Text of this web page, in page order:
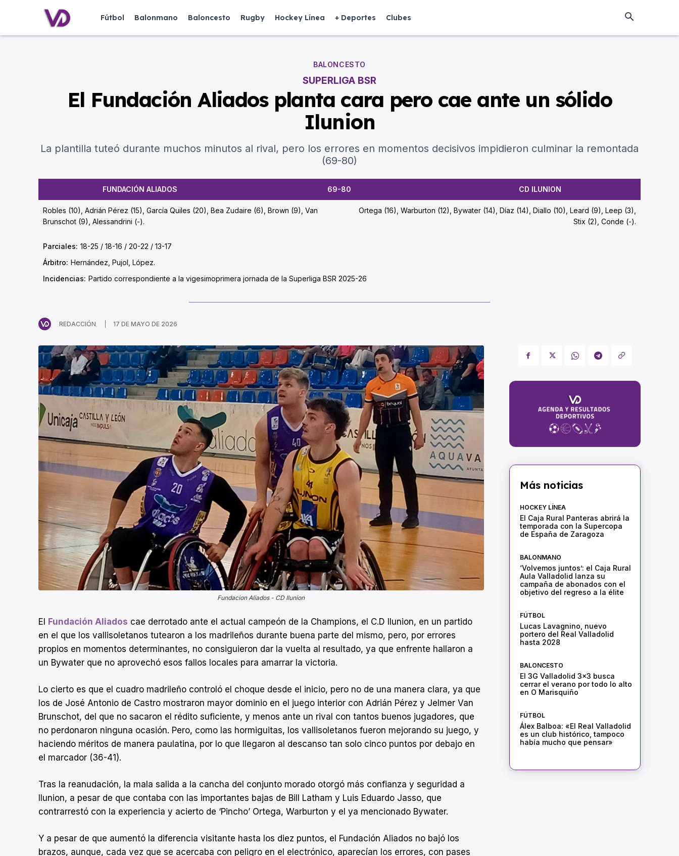
Fútbol Balonmano Baloncesto Rugby Hockey Línea + Deportes Clubes
BALONCESTO
SUPERLIGA BSR
El Fundación Aliados planta cara pero cae ante un sólido
Ilunion
La plantilla tuteó durante muchos minutos al rival, pero los errores en momentos decisivos impidieron culminar la remontada
(69-80)
FUNDACIÓN ALIADOS 69-80 CD ILUNION
Robles (10), Adrián Pérez (15), García Quiles (20), Bea Zudaire (6), Brown (9), Van
Brunschot (9), Alessandrini (-).
Ortega (16), Warburton (12), Bywater (14), Díaz (14), Diallo (10), Leard (9), Leep (3),
Stix (2), Conde (-).
Parciales: 18-25 / 18-16 / 20-22 / 13-17
Árbitro: Hernández, Pujol, López.
Incidencias: Partido correspondiente a la vigesimoprimera jornada de la Superliga BSR 2025-26
REDACCIÓN 17 DE MAYO DE 2026
Fundacion Aliados - CD Ilunion
El Fundación Aliados cae derrotado ante el actual campeón de la Champions, el C.D Ilunion, en un partido
en el que los vallisoletanos tutearon a los madrileños durante buena parte del mismo, pero, por errores
propios en momentos determinantes, no consiguieron dar la vuelta al resultado, ya que enfrente hallaron a
un Bywater que no aprovechó esos fallos locales para amarrar la victoria.
Lo cierto es que el cuadro madrileño controló el choque desde el inicio, pero no de una manera clara, ya que
los de José Antonio de Castro mostraron mayor dominio en el juego interior con Adrián Pérez y Jelmer Van
Brunschot, del que no sacaron el rédito suficiente, y menos ante un rival con tantos buenos jugadores, que
no perdonaron ninguna ocasión. Pero, como las hormiguitas, los vallisoletanos fueron mejorando su juego, y
haciendo méritos de manera paulatina, por lo que llegaron al descanso tan solo cinco puntos por debajo en
el marcador (36-41).
Tras la reanudación, la mala salida a la cancha del conjunto morado otorgó más confianza y seguridad a
Ilunion, a pesar de que contaba con las importantes bajas de Bill Latham y Luis Eduardo Jasso, que
contrarrestó con la experiencia y acierto de ‘Pincho’ Ortega, Warburton y el ya mencionado Bywater.
Y a pesar de que aumentó la diferencia visitante hasta los diez puntos, el Fundación Aliados no bajó los
brazos, aunque, cada vez que se acercaba con peligro en el electrónico, aparecían los errores, con pases
Más noticias
HOCKEY LÍNEA
El Caja Rural Panteras abrirá la
temporada con la Supercopa
de España de Zaragoza
BALONMANO
‘Volvemos juntos’: el Caja Rural
Aula Valladolid lanza su
campaña de abonados con el
objetivo del regreso a la élite
FÚTBOL
Lucas Lavagnino, nuevo
portero del Real Valladolid
hasta 2028
BALONCESTO
El 3G Valladolid 3×3 busca
cerrar el verano por todo lo alto
en O Marisquiño
FÚTBOL
Álex Balboa: «El Real Valladolid
es un club histórico, tampoco
había mucho que pensar»